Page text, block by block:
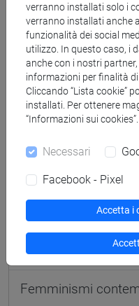
AIESEC Venezia
A. Rosmini
Ca' Foscari
Ca' Foscari Luxury
ESN - Venezia
Femminismi
verranno installati solo i
verranno installati anche
funzionalità dei social
utilizzo. In questo caso, i
anche con i nostri
informazioni per finalità
Cliccando “Lista cookie”
installati. Per ottenere
“Informazioni sui cookies”.
Necessari
Facebook - Pixel
Accetta i